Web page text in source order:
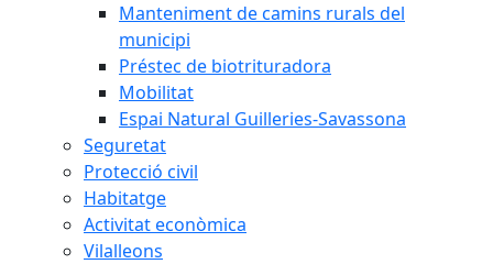
Manteniment de camins rurals del
municipi
Préstec de biotrituradora
Mobilitat
Espai Natural Guilleries-Savassona
Seguretat
Protecció civil
Habitatge
Activitat econòmica
Vilalleons